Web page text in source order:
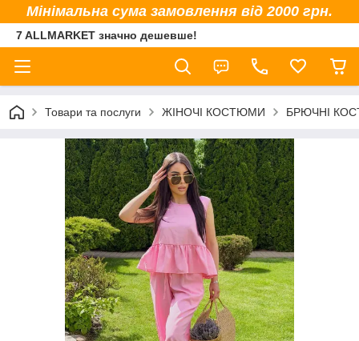
Мінімальна сума замовлення від 2000 грн.
7 ALLMARKET значно дешевше!
Товари та послуги ЖІНОЧІ КОСТЮМИ БРЮЧНІ